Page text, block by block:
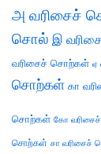
அ வரிசைச்
சொல் இ
வரிசைச் சொற்கள் ஏ
சொற்கள் கா
சொற்கள் கோ
சொற்கள் சா வரிசைச்